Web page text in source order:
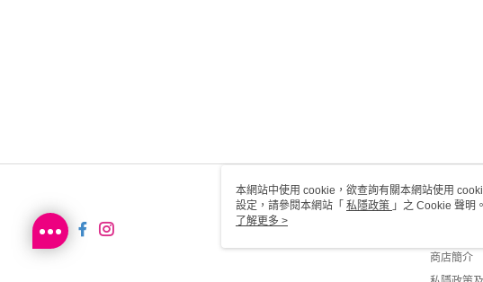
關於我
商店簡介
本網站中使用 cookie，欲查詢有關本網站使用
設定，請參閱本網站「 私隱政策 」之 Cookie 聲明
用 cookie。
了解更多 >